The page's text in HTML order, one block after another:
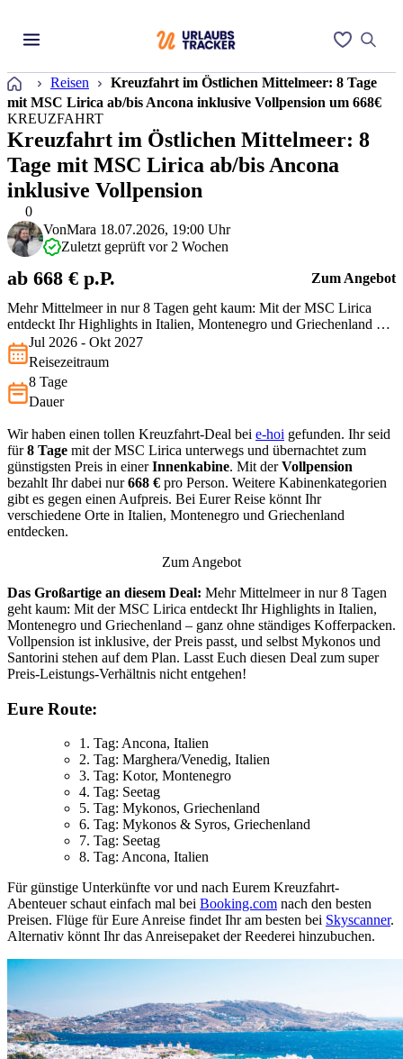
Startseite
Reisen
Kreuzfahrt im Östlichen Mittelmeer: 8 Tage
mit MSC Lirica ab/bis Ancona inklusive Vollpension um 668€
0
KREUZFAHRT
Kreuzfahrt im Östlichen Mittelmeer: 8
Tage mit MSC Lirica ab/bis Ancona
inklusive Vollpension
Mehr Mittelmeer in nur 8 Tagen geht kaum: Mit der MSC Lirica
entdeckt Ihr Highlights in Italien, Montenegro und Griechenland –
ganz ohne ständiges Kofferpacken. Vollpension ist inklusive, der
Preis passt, und selbst Mykonos und Santorini stehen auf dem Plan.
…
VonMara 18.07.2026, 19:00 Uhr
Zuletzt geprüft vor 2 Wochen
ab 668 € p.P. Zum Angebot
Jul 2026 - Okt 2027
Reisezeitraum
8 Tage
Dauer
Wir haben einen tollen Kreuzfahrt-Deal bei e-hoi gefunden. Ihr seid
für8 Tage mit der MSC Lirica unterwegs und übernachtet zum
günstigsten Preis in einerInnenkabine. Mit derVollpension
bezahlt Ihr dabei nur668 € pro Person. Weitere Kabinenkategorien
gibt es gegen einen Aufpreis. Bei Eurer Reise könnt Ihr
verschiedene Orte in Italien, Montenegro und Griechenland
entdecken.
Zum Angebot
Das Großartige an diesem Deal: Mehr Mittelmeer in nur 8 Tagen
geht kaum: Mit der MSC Lirica entdeckt Ihr Highlights in Italien,
Montenegro und Griechenland – ganz ohne ständiges Kofferpacken.
Vollpension ist inklusive, der Preis passt, und selbst Mykonos und
Santorini stehen auf dem Plan. Lasst Euch diesen Deal zum super
Preis-Leistungs-Verhältnis nicht entgehen!
Eure Route:
1. Tag: Ancona, Italien
2. Tag: Marghera/Venedig, Italien
3. Tag: Kotor, Montenegro
4. Tag: Seetag
5. Tag: Mykonos, Griechenland
6. Tag: Mykonos & Syros, Griechenland
7. Tag: Seetag
8. Tag: Ancona, Italien
Für günstige Unterkünfte vor und nach Eurem Kreuzfahrt-
Abenteuer schaut einfach mal bei Booking.com nach den besten
Preisen. Flüge für Eure Anreise findet Ihr am besten bei Skyscanner.
Alternativ könnt Ihr das Anreisepaket der Reederei hinzubuchen.